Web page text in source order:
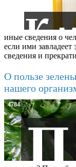
иные сведения о
если ими
сведения и
О пользе
нашего
4784